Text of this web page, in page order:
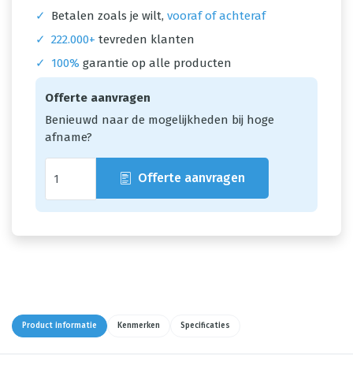
✓
Betalen zoals je wilt, vooraf of achteraf
✓ 222.000+ tevreden klanten
✓
100% garantie op alle producten
Offerte aanvragen
Benieuwd naar de mogelijkheden bij hoge
afname?
Offerte aanvragen
Product informatie Kenmerken Specificaties